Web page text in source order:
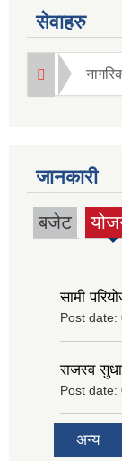
सेवाहरु
जानकारी
बजेट
सामी
Post date:
राजस्व
Post date:
अन्य